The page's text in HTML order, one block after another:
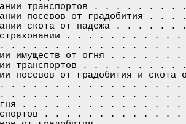
транспортов . . . .
посевов от
скота от падежа . .
страховании . . . . . . .
. . . . . . . . . . . . . . . . . .
имуществ от огня . .
транспортов . . . . .
посевов от градобития и
. . . . . . . . . . . . . . . .
. . . . . . . . . . . . . . . . .
от огня . . . . . . . . . . . .
транспортов . . . . . . . . . .